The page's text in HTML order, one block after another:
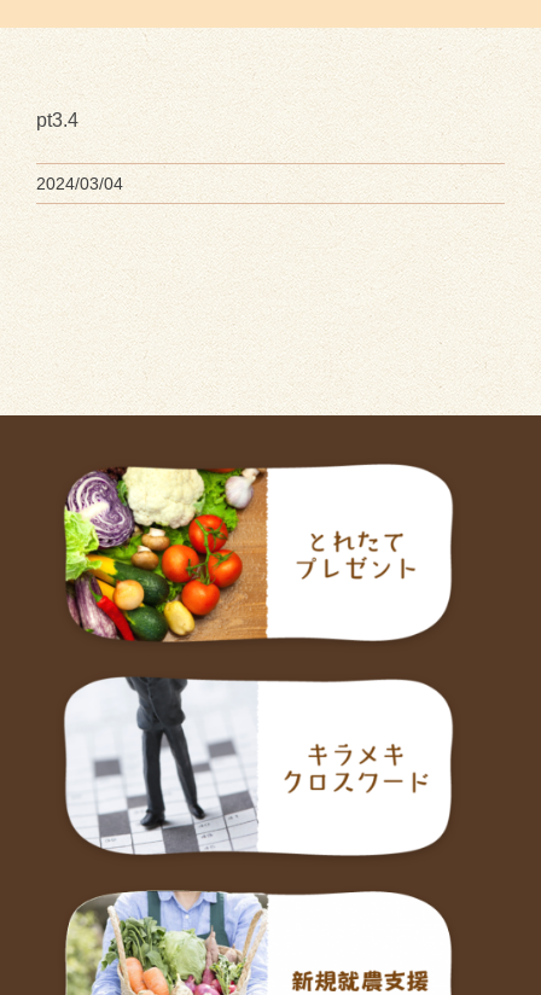
pt3.4
2024/03/04